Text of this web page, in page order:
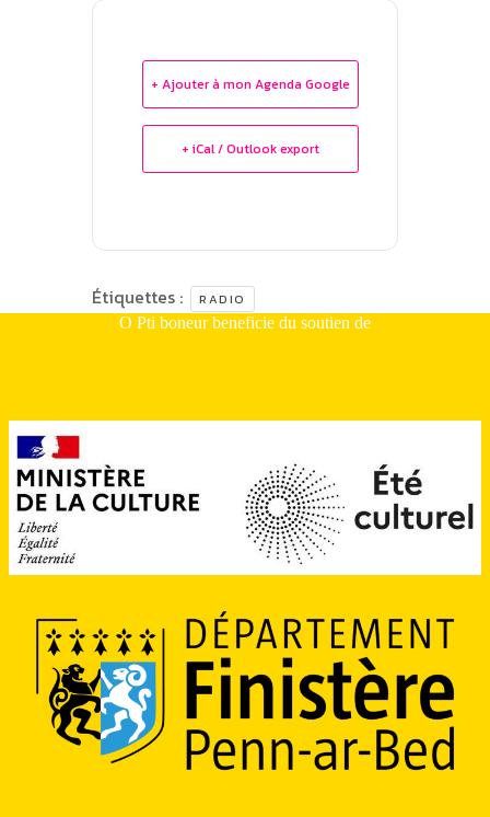
+ Ajouter à mon Agenda Google
+ iCal / Outlook export
Étiquettes : RADIO
O Pti boneur beneficie du soutien de